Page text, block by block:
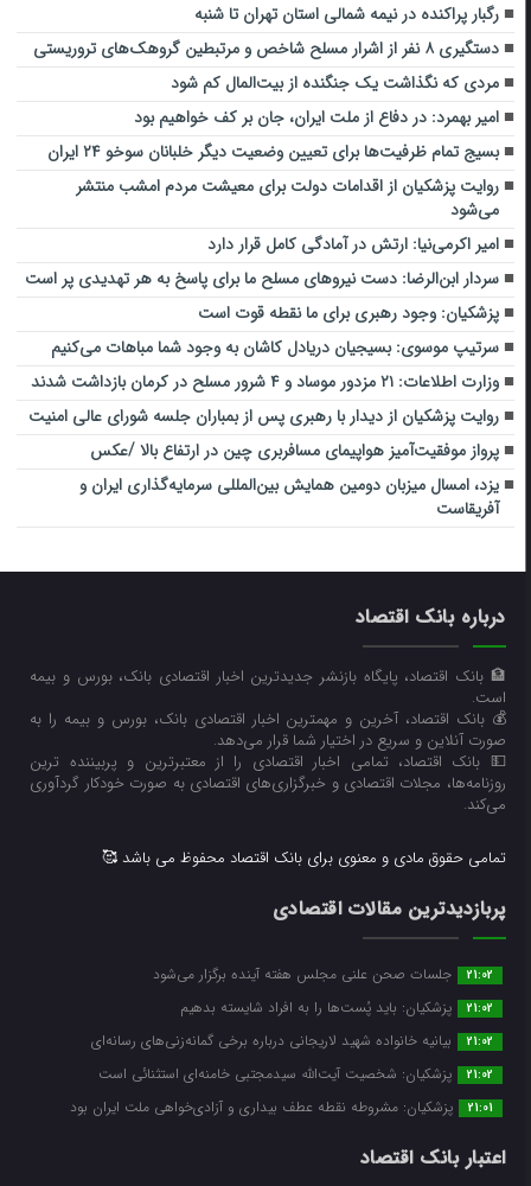
رگبار پراکنده در نیمه شمالی استان تهران تا شنبه
دستگیری ۸ نفر از اشرار مسلح شاخص و مرتبطین گروهک‌های تروریستی
مردی که نگذاشت یک جنگنده از بیت‌المال کم شود
امیر بهمرد: در دفاع از ملت ایران، جان بر کف خواهیم بود
بسیج تمام ظرفیت‌ها برای تعیین وضعیت دیگر خلبانان سوخو ۲۴ ایران
روایت پزشکیان از اقدامات دولت برای معیشت مردم امشب منتشر
می‌شود
امیر اکرمی‌نیا: ارتش در آمادگی کامل قرار دارد
سردار ابن‌الرضا: دست نیروهای مسلح ما برای پاسخ به هر تهدیدی پر است
پزشکیان: وجود رهبری برای ما نقطه قوت است
سرتیپ موسوی: بسیجیان دریادل کاشان به وجود شما مباهات می‌کنیم
وزارت اطلاعات: ۲۱ مزدور موساد و ۴ شرور مسلح در کرمان بازداشت شدند
روایت پزشکیان از دیدار با رهبری پس از بمباران جلسه شورای عالی امنیت
پرواز موفقیت‌آمیز هواپیمای مسافربری چین در ارتفاع بالا /عکس
یزد، امسال میزبان دومین همایش بین‌المللی سرمایه‌گذاری ایران و
آفریقاست
درباره بانک اقتصاد
🏦 بانک اقتصاد، پایگاه بازنشر جدیدترین اخبار اقتصادی بانک، بورس و بیمه
است.
💰 بانک اقتصاد، آخرین و مهمترین اخبار اقتصادی بانک، بورس و بیمه را به
صورت آنلاین و سریع در اختیار شما قرار می‌‌دهد.
💵 بانک اقتصاد، تمامی اخبار اقتصادی را از معتبرترین و پربیننده ترین
روزنامه‌ها، مجلات اقتصادی و خبرگزاری‌های اقتصادی به صورت خودکار گردآوری
می‌کند.
تمامی حقوق مادی و معنوی برای بانک اقتصاد محفوظ می باشد 🥰
پربازدیدترین مقالات اقتصادی
21:02 جلسات صحن علنی مجلس هفته آینده برگزار می‌شود
21:02 پزشکیان: باید پُست‌ها را به افراد شایسته بدهیم
21:02 بیانیه خانواده شهید لاریجانی درباره برخی گمانه‌زنی‌های رسانه‌ای
21:02 پزشکیان: شخصیت آیت‌الله سیدمجتبی خامنه‌ای استثنائی است
21:01 پزشکیان: مشروطه نقطه عطف بیداری و آزادی‌خواهی ملت ایران بود
اعتبار بانک اقتصاد